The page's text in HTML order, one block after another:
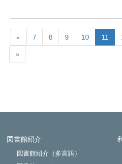
« 7 8 9 10 11
»
図書館紹介
図書館紹介（多言語）
Powered by